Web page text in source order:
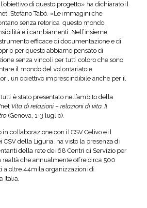
di questo progetto» ha dichiarato il
Stefano Tabò. «Le immagini che
senza retorica questo mondo,
e i cambiamenti. Nell’insieme,
efficace di documentazione e di
per questo abbiamo pensato di
senza vincoli per tutti coloro che sono
il mondo del volontariato e
un obiettivo imprescindibile anche per il
è stato presentato nell’ambito della
Vita di relazioni – relazioni di vita. Il
(Genova, 1-3 luglio).
in collaborazione con il CSV Celivo e il
CSV della Liguria, ha visto la presenza di
della rete dei 68 Centri di Servizio per
realtà che annualmente offre circa 500
a oltre 44mila organizzazioni di
Italia.